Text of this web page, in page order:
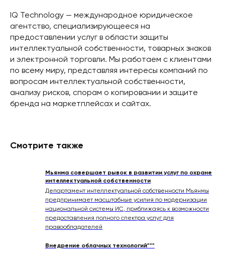
IQ Technology — международное юридическое
агентство, специализирующееся на
предоставлении услуг в области защиты
интеллектуальной собственности, товарных знаков
и электронной торговли. Мы работаем с клиентами
по всему миру, представляя интересы компаний по
вопросам интеллектуальной собственности,
анализу рисков, спорам о копировании и защите
бренда на маркетплейсах и сайтах.
Смотрите также
Мьянма совершает рывок в развитии услуг по охране
интеллектуальной собственности
Департамент интеллектуальной собственности Мьянмы
предпринимает масштабные усилия по модернизации
национальной системы ИС, приближаясь к возможности
предоставления полного спектра услуг для
правообладателей
Внедрение облачных технологий"""